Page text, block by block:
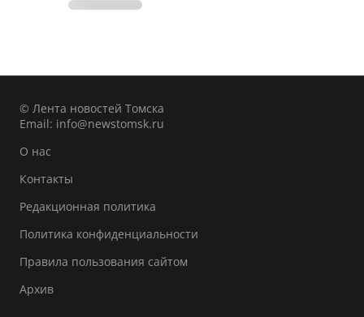
© Лента новостей Томска
Email: info@newstomsk.ru
О нас
Контакты
Редакционная политика
Политика конфиденциальности
Правила пользования сайтом
Архив